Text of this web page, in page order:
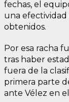
fechas, el
una
obtenidos.
Por esa racha
tras haber
fuera de la
primera parte
ante Vélez en